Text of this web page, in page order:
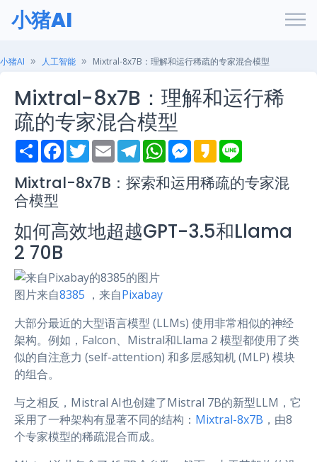
小猪AI
小猪AI 人工智能 Mixtral-8x7B：理解和运行稀疏的专家混合模型
Mixtral-8x7B：理解和运行稀
疏的专家混合模型
S
h
r
e
F
a
e
b
k
T
w
t
t
E
m
T
e
e
g
m
W
h
t
s
p
M
e
s
e
e
r
K
a
a
o
e
Mixtral-8x7B：探索和运用稀疏的专家混
合模型
如何高效地超越GPT-3.5和Llama
2 70B
图片来自8385 ，来自Pixabay
大部分最近的大型语言模型 (LLMs) 使用非常相似的神经
架构。例如，Falcon、Mistral和Llama 2 模型都使用了类
似的自注意力 (self-attention) 和多层感知机 (MLP) 模块
的组合。
与之相反，Mistral AI也创建了Mistral 7B的新型LLM，它
采用了一种架构有显著不同的结构： Mixtral-8x7B ，由8
个专家模型的稀疏混合而成。